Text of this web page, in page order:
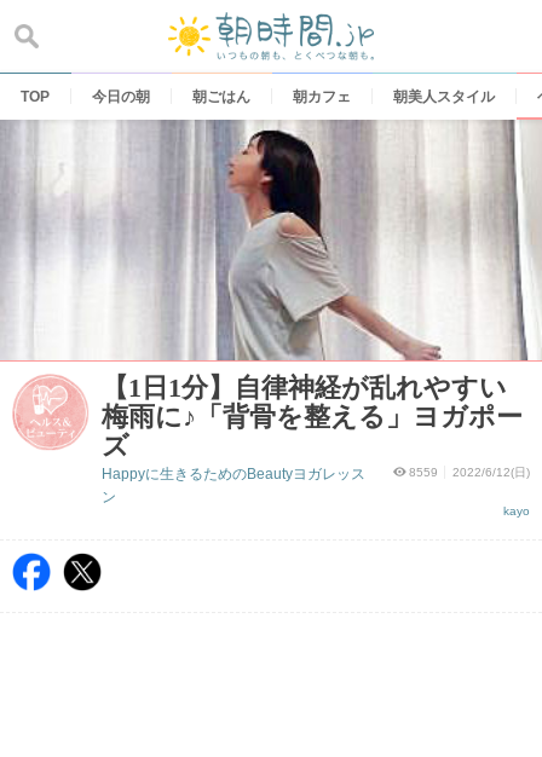
content
TOP 今日の朝 朝ごはん 朝カフェ 朝美人スタイル
【1日1分】自律神経が乱れやすい
梅雨に♪「背骨を整える」ヨガポー
ズ
8559 2022/6/12(日)
kayo
Happyに生きるためのBeautyヨガレッス
ン